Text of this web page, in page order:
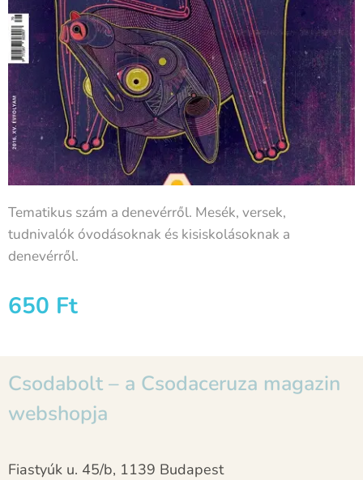
Tematikus szám a denevérről. Mesék, versek,
tudnivalók óvodásoknak és kisiskolásoknak a
denevérről.
650 Ft
Csodabolt – a Csodaceruza magazin
webshopja
Fiastyúk u. 45/b, 1139 Budapest